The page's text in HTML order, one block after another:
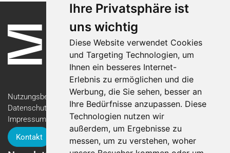
Ihre Privatsphäre ist
uns wichtig
Diese Website verwendet Cookies
und Targeting Technologien, um
Ihnen ein besseres Internet-
Erlebnis zu ermöglichen und die
Werbung, die Sie sehen, besser an
Ihre Bedürfnisse anzupassen. Diese
Technologien nutzen wir
außerdem, um Ergebnisse zu
messen, um zu verstehen, woher
Nutzungsbedingungen
Datenschutzerklärung
Impressum
Kontakt